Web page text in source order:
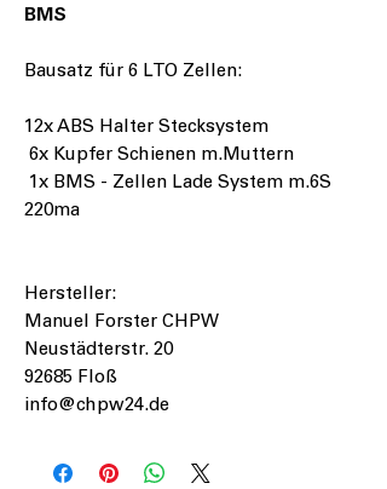
BMS
Bausatz für 6 LTO Zellen:
12x ABS Halter Stecksystem
6x Kupfer Schienen m.Muttern
1x BMS - Zellen Lade System m.6S
220ma
Hersteller:
Manuel Forster CHPW
Neustädterstr. 20
92685 Floß
info@chpw24.de